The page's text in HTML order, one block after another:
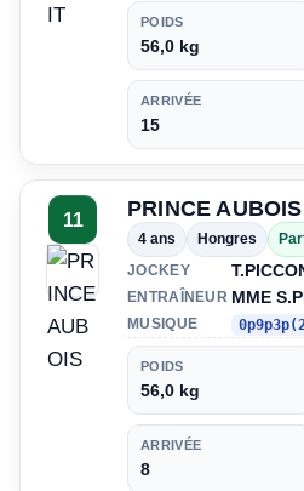
POIDS
56,0 kg
ARRIVÉE
15
11 PRINCE AUBOIS
4 ans Hongres
JOCKEY
ENTRAÎNEUR MME
MUSIQUE
POIDS
56,0 kg
ARRIVÉE
8